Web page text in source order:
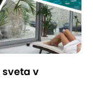
sveta v